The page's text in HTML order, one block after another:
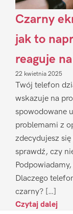
Czarny
jak to
reaguje
22 kwietnia 2025
Twój telefon
wskazuje na
spowodowane
problemami z
zdecydujesz
sprawdź, czy
Dlaczego
czarny? […]
Czytaj dalej